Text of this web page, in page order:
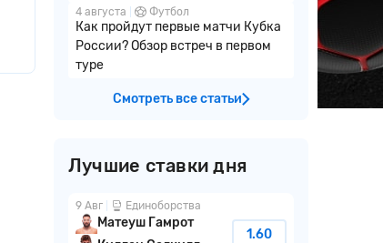
4 августа Футбол
Как пройдут первые матчи Кубка
России? Обзор встреч в первом
туре
Смотреть все статьи
Лучшие ставки дня
9 Авг Единоборства
Матеуш Гамрот
1.60